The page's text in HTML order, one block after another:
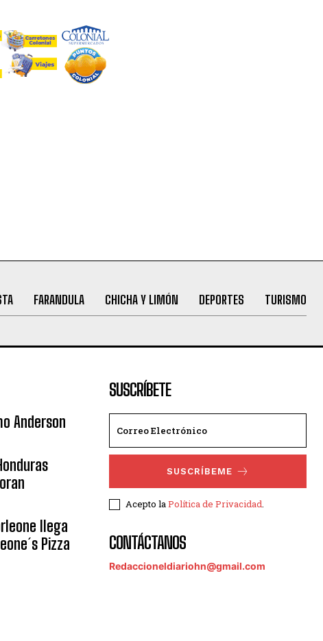
FARANDULA CHICHA Y LIMÓN DEPORTES TURISMO
Anderson
llega
Pizza
SUSCRÍBETE
SUSCRÍBEME
Acepto laPolítica de Privacidad.
CONTÁCTANOS
Redaccioneldiariohn@gmail.com